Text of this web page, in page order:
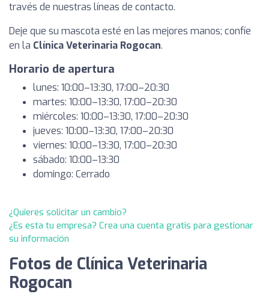
través de nuestras líneas de contacto.
Deje que su mascota esté en las mejores manos; confíe
en la Clínica Veterinaria Rogocan.
Horario de apertura
lunes: 10:00–13:30, 17:00–20:30
martes: 10:00–13:30, 17:00–20:30
miércoles: 10:00–13:30, 17:00–20:30
jueves: 10:00–13:30, 17:00–20:30
viernes: 10:00–13:30, 17:00–20:30
sábado: 10:00–13:30
domingo: Cerrado
¿Quieres solicitar un cambio?
¿Es esta tu empresa? Crea una cuenta gratis para gestionar
su información
Fotos de Clínica Veterinaria
Rogocan